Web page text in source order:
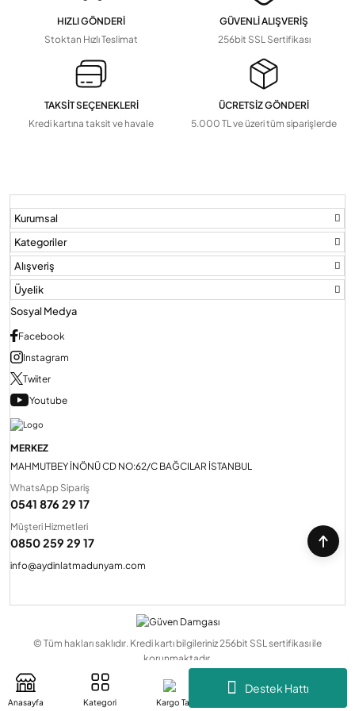
Destek Hattı
Anasayfa Kategori Kargo Takip
▼
HIZLI GÖNDERİ
Stoktan Hızlı Teslimat
GÜVENLİ ALIŞVERİŞ
256bit SSL Sertifikası
TAKSİT SEÇENEKLERİ
Kredi kartına taksit ve havale
ÜCRETSİZ GÖNDERİ
5.000 TL ve üzeri tüm siparişlerde
Kurumsal
Kategoriler
Alışveriş
Üyelik
Sosyal Medya
Facebook
Instagram
Twiiter
Youtube
MERKEZ
MAHMUTBEY İNÖNÜ CD NO:62/C BAĞCILAR İSTANBUL
WhatsApp Sipariş
0541 876 29 17
Müşteri Hizmetleri
0850 259 29 17
info@aydinlatmadunyam.com
© Tüm hakları saklıdır. Kredi kartı bilgileriniz 256bit SSL sertifikası ile
korunmaktadır.